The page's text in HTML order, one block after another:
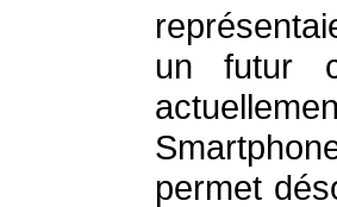
un futur
permet